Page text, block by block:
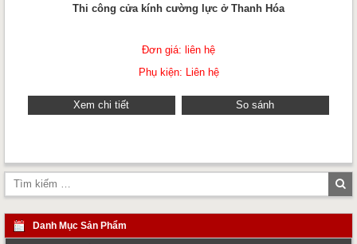
Thi công cửa kính cường lực ở Thanh Hóa
Đơn giá: liên hệ
Phụ kiện: Liên hệ
Xem chi tiết So sánh
Danh Mục Sản Phẩm